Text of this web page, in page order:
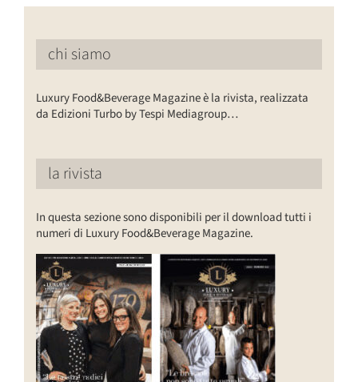
chi siamo
Luxury Food&Beverage Magazine è la rivista, realizzata
da Edizioni Turbo by Tespi Mediagroup…
la rivista
In questa sezione sono disponibili per il download tutti i
numeri di Luxury Food&Beverage Magazine.